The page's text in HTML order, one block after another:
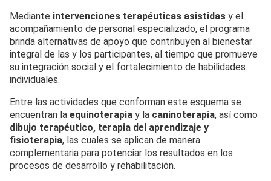
Mediante intervenciones terapéuticas asistidas y el
acompañamiento de personal especializado, el programa
brinda alternativas de apoyo que contribuyen al bienestar
integral de las y los participantes, al tiempo que promueve
su integración social y el fortalecimiento de habilidades
individuales.
Entre las actividades que conforman este esquema se
encuentran la equinoterapia y la caninoterapia, así como
dibujo terapéutico, terapia del aprendizaje y
fisioterapia, las cuales se aplican de manera
complementaria para potenciar los resultados en los
procesos de desarrollo y rehabilitación.